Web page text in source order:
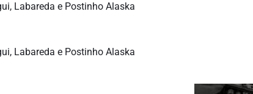
Labareda e Postinho Alaska
Labareda e Postinho Alaska